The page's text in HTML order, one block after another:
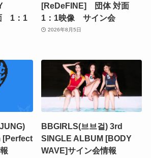
1：1
[ReDeFINE] 団体 対面
1：1映像 サイン会
2026年8月5日
[Perfect
BBGIRLS(브브걸) 3rd
SINGLE ALBUM [BODY
WAVE]サイン会情報